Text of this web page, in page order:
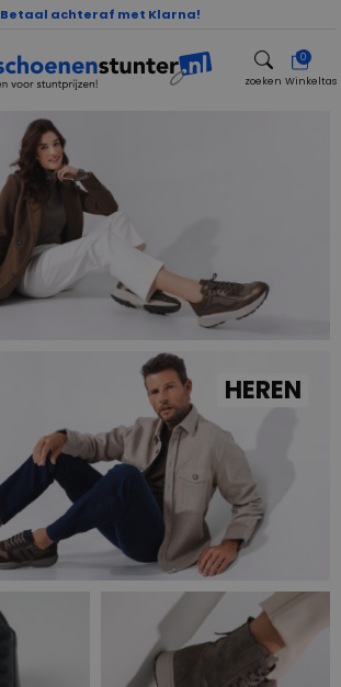
Betaal achteraf met Klarna!
zoeken
0
Winkeltas
HEREN